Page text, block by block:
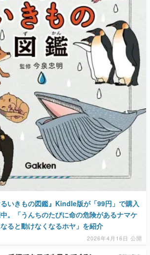
ムが変えた日本語
値」「裏技」「ラスボス」… ゲームにまつわる言葉
や用法の変遷を、コンピューター文化史研究家・タ
P氏が徹底調査。
ーとは？
るいきもの図鑑』Kindle版が「99円」で購入
。「うんちのたびに命の危険があるナマケ
ると動けなくなるホヤ」を紹介
2026年4月16日 公開